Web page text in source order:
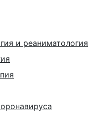
и реаниматология